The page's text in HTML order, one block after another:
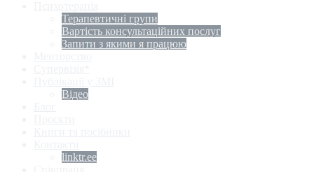
Терапевтичні групи
Вартість консультаційних послуг
Запити з якими я працюю
Відео
linktr.ee